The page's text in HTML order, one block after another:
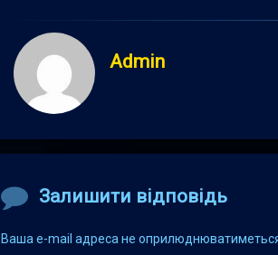
Admin
Comments
Залишити відповідь
Ваша e-mail адреса не